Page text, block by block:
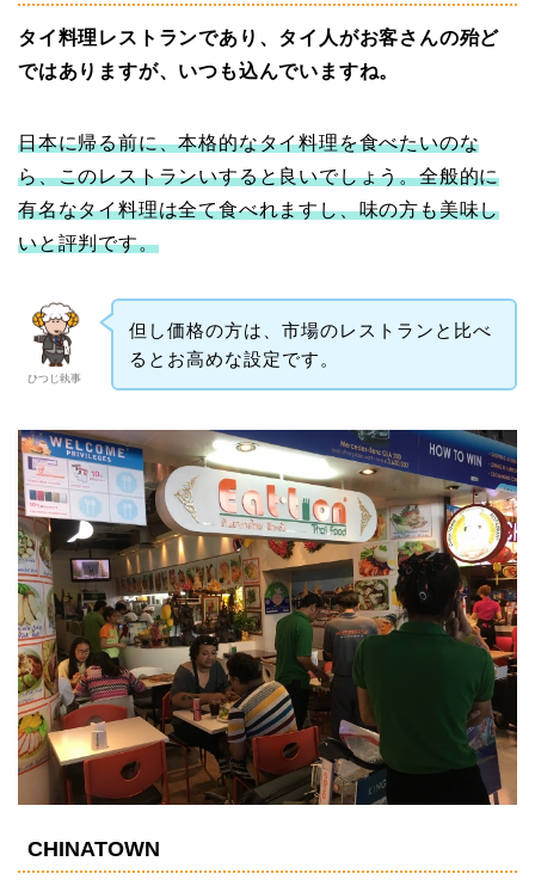
タイ料理レストランであり、タイ人がお客さんの殆ど
ではありますが、いつも込んでいますね。
日本に帰る前に、本格的なタイ料理を食べたいのな
ら、このレストランいすると良いでしょう。全般的に
有名なタイ料理は全て食べれますし、味の方も美味し
いと評判です。
ひつじ執事
但し価格の方は、市場のレストランと比べ
るとお高めな設定です。
CHINATOWN